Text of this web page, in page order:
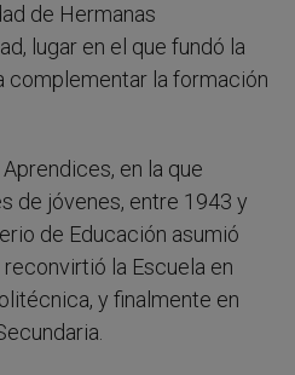
de Hermanas
lugar en el que fundó la
complementar la formación
en la que
de jóvenes, entre 1943 y
de Educación asumió
la Escuela en
y finalmente en